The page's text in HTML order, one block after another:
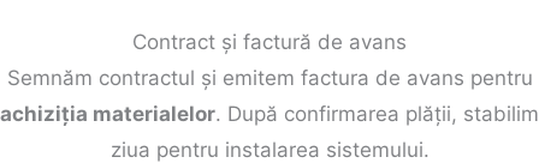
Contract și factură de avans
Semnăm contractul și emitem factura de avans pentru
achiziția materialelor. După confirmarea plății, stabilim
ziua pentru instalarea sistemului.